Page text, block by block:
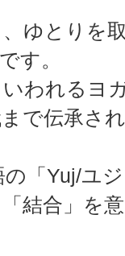
ゆとりを
す。
われるヨ
で伝承さ
「Yuj/ユ
結合」を